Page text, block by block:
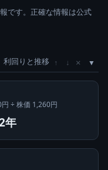
です。正確な情報は公式
利回りと推移 ↑ ↓ ×
÷ 株価 1,260円
年